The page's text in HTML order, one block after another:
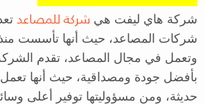
شركة هاي ليفت هي شركة للمصاعد
وتعمل في مجال المصاعد، تقدم
بأفضل جودة ومصداقية، حيث أنها تعمل
حديثة، ومن مسؤوليتها توفير أعلى